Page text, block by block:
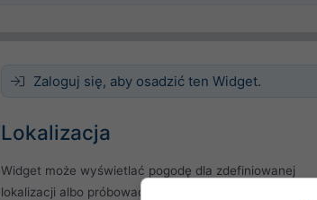
Zaloguj się, aby osadzić ten Widget.
Lokalizacja
Widget może wyświetlać pogodę dla zdefiniowanej
lokalizacji albo próbować wykrywać lokalizację każdego